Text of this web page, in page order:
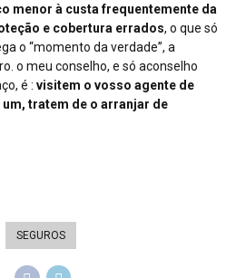
menor à custa frequentemente da
e cobertura errados, o que só
o “momento da verdade”, a
o meu conselho, e só aconselho
é : visitem o vosso agente de
tratem de o arranjar de
SEGUROS